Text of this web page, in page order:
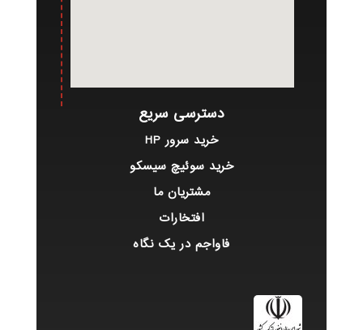
دسترسی سریع
خرید سرور HP
خرید سوئیچ سیسکو
مشتریان ما
افتخارات
فاواجم در یک نگاه